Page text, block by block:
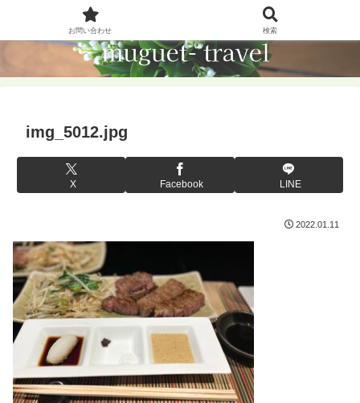
img_5012.jpg
X Facebook LINE
2022.01.11
お問い合わせ 検索